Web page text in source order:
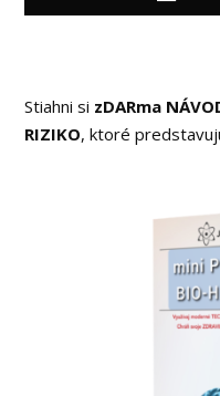
Stiahni si zDARma
RIZIKO, ktoré